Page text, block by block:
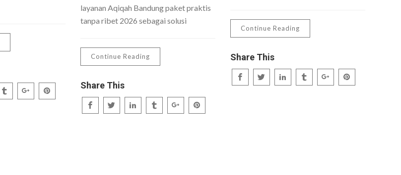
Continue Reading
Share This
layanan Aqiqah Bandung paket praktis
tanpa ribet 2026 sebagai solusi
Continue Reading
Share This